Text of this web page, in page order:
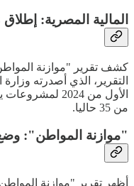
المالية المصرية: إطلاق 8 مشروعات بالشراكة مع القطاع الخاص بـ40 مليار جنيه
من 35 حاليا.
"موازنة المواطن": وضع سقف